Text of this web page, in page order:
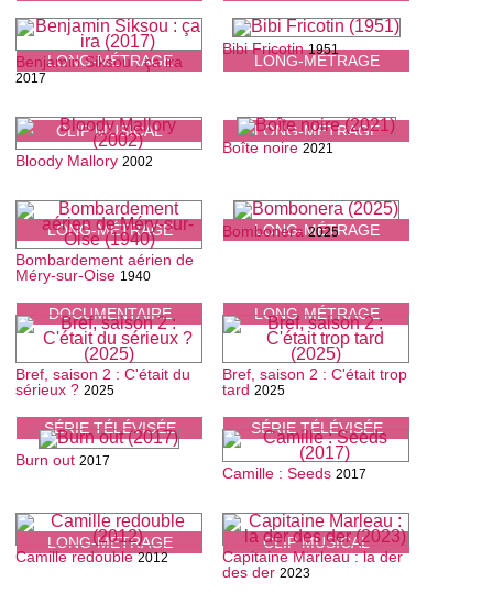
LONG-MÉTRAGE LONG-MÉTRAGE
CLIP MUSICAL
Benjamin Siksou : ça ira
2017
LONG-MÉTRAGE
Bibi Fricotin 1951
LONG-MÉTRAGE
Bloody Mallory 2002
LONG-MÉTRAGE
Boîte noire 2021
DOCUMENTAIRE
Bombardement aérien de
Méry-sur-Oise 1940
LONG-MÉTRAGE
Bombonera 2025
SÉRIE TÉLÉVISÉE
Bref, saison 2 : C'était du
sérieux ? 2025
SÉRIE TÉLÉVISÉE
Bref, saison 2 : C'était trop
tard 2025
LONG-MÉTRAGE
Burn out 2017
CLIP MUSICAL
Camille : Seeds 2017
Camille redouble 2012
Capitaine Marleau : la der
des der 2023